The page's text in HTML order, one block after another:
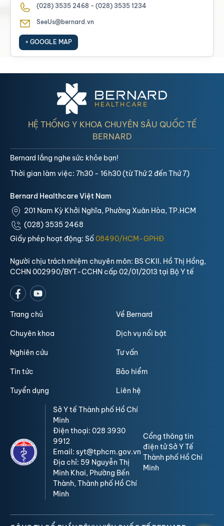
(028) 3535 2468 - (028) 3535 1234
SeeUs@bernard.vn
+ GOOGLE MAP
HỆ THỐNG Y KHOA CHUYÊN SÂU QUỐC TẾ
BERNARD
Bernard Healthcare Việt Nam
201 Nam Kỳ Khởi Nghĩa, Phường Xuân Hòa, TP.HCM
(028) 3535 2468
Giấy phép hoạt động: Số08490/HCM-GPHĐ
Người chịu trách nhiệm chuyên môn: BS CKII. Hồ Thị Hồng,
CCHN 002990/BYT-CCHN cấp 02/01/2013 tại Bộ Y tế
Bernard lắng nghe sức khỏe bạn!
Thời gian làm việc: 7h30 - 16h30 (từ Thứ 2 đến Thứ 7)
Trang chủ Về Bernard
Chuyên khoa Dịch vụ nổi bật
Nghiên cứu Tư vấn
Tin tức Bảo hiểm
Tuyển dụng Liên hệ
Sở Y tế Thành phố Hồ Chí
Minh
Điện thoại: 028 3930
9912
Email: syt@tphcm.gov.vn
Địa chỉ: 59 Nguyễn Thị
Minh Khai, Phường Bến
Thành, Thành phố Hồ Chí
Minh
Cổng thông tin
điện tử Sở Y Tế
Thành phố Hồ Chí
Minh